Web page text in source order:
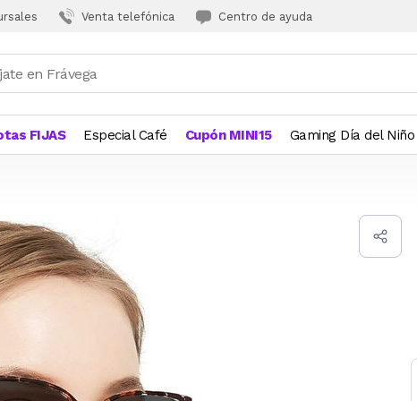
Venta telefónica Centro de ayuda
FIJAS Especial Café Cupón MINI15 Gaming Día del Niño